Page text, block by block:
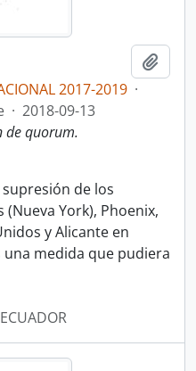
2017-2019 ·
· 2018-09-13
de quorum.
de los
York), Phoenix,
y Alicante en
una medida que pudiera